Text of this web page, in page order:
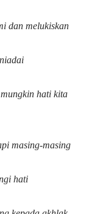
dan melukiskan
hati kita
masing-masing
hati